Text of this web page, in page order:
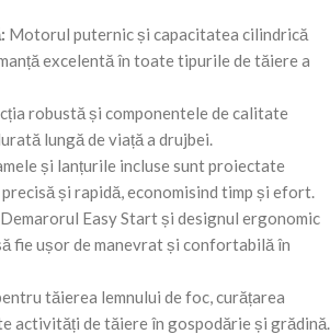
Motorul puternic și capacitatea cilindrică
excelentă în toate tipurile de tăiere a
robustă și componentele de calitate
lungă de viață a drujbei.
și lanțurile incluse sunt proiectate
și rapidă, economisind timp și efort.
Demarorul Easy Start și designul ergonomic
fie ușor de manevrat și confortabilă în
tăierea lemnului de foc, curățarea
activități de tăiere în gospodărie și grădină.